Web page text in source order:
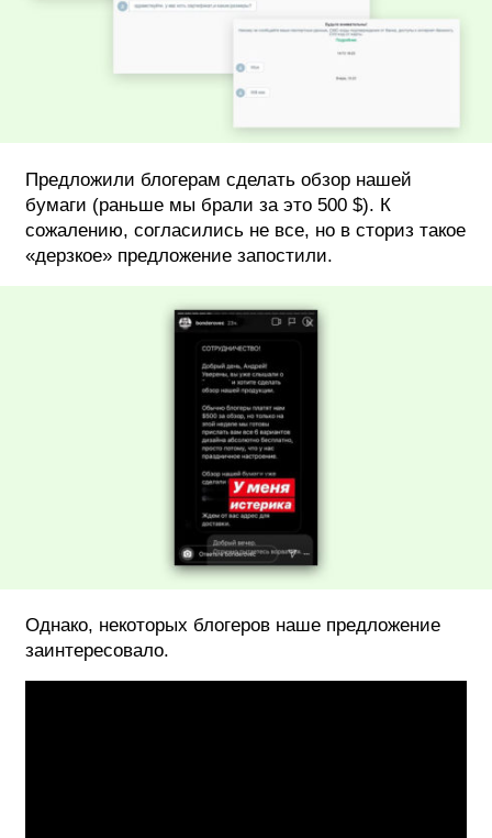
Предложили блогерам сделать обзор нашей
бумаги (раньше мы брали за это 500 $). К
сожалению, согласились не все, но в сториз такое
«дерзкое» предложение запостили.
Однако, некоторых блогеров наше предложение
заинтересовало.